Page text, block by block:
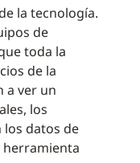
la tecnología.
de
toda la
de la
a ver un
los
datos de